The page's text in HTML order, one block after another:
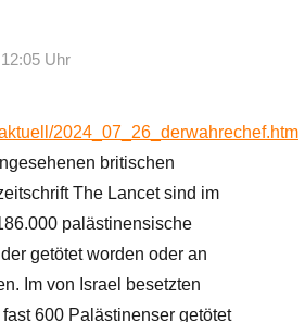
Uhr
2024_07_26_derwahrechef.htm
britischen
The Lancet sind im
palästinensische
getötet worden oder an
Im von Israel besetzten
600 Palästinenser getötet